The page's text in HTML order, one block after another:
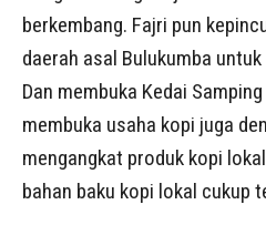
berkembang. Fajri pun
daerah asal Bulukumba
Dan membuka Kedai
membuka usaha kopi juga
mengangkat produk kopi
bahan baku kopi lokal cukup